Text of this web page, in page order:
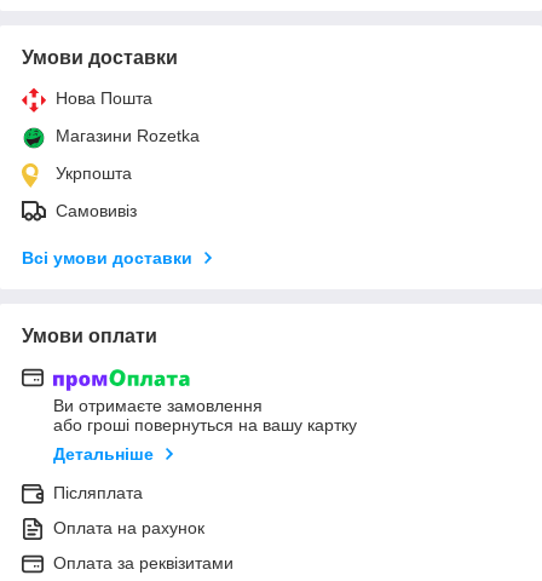
Умови доставки
Нова Пошта
Магазини Rozetka
Укрпошта
Самовивіз
Всі умови доставки
Умови оплати
Ви отримаєте замовлення
або гроші повернуться на вашу картку
Детальніше
Післяплата
Оплата на рахунок
Оплата за реквізитами